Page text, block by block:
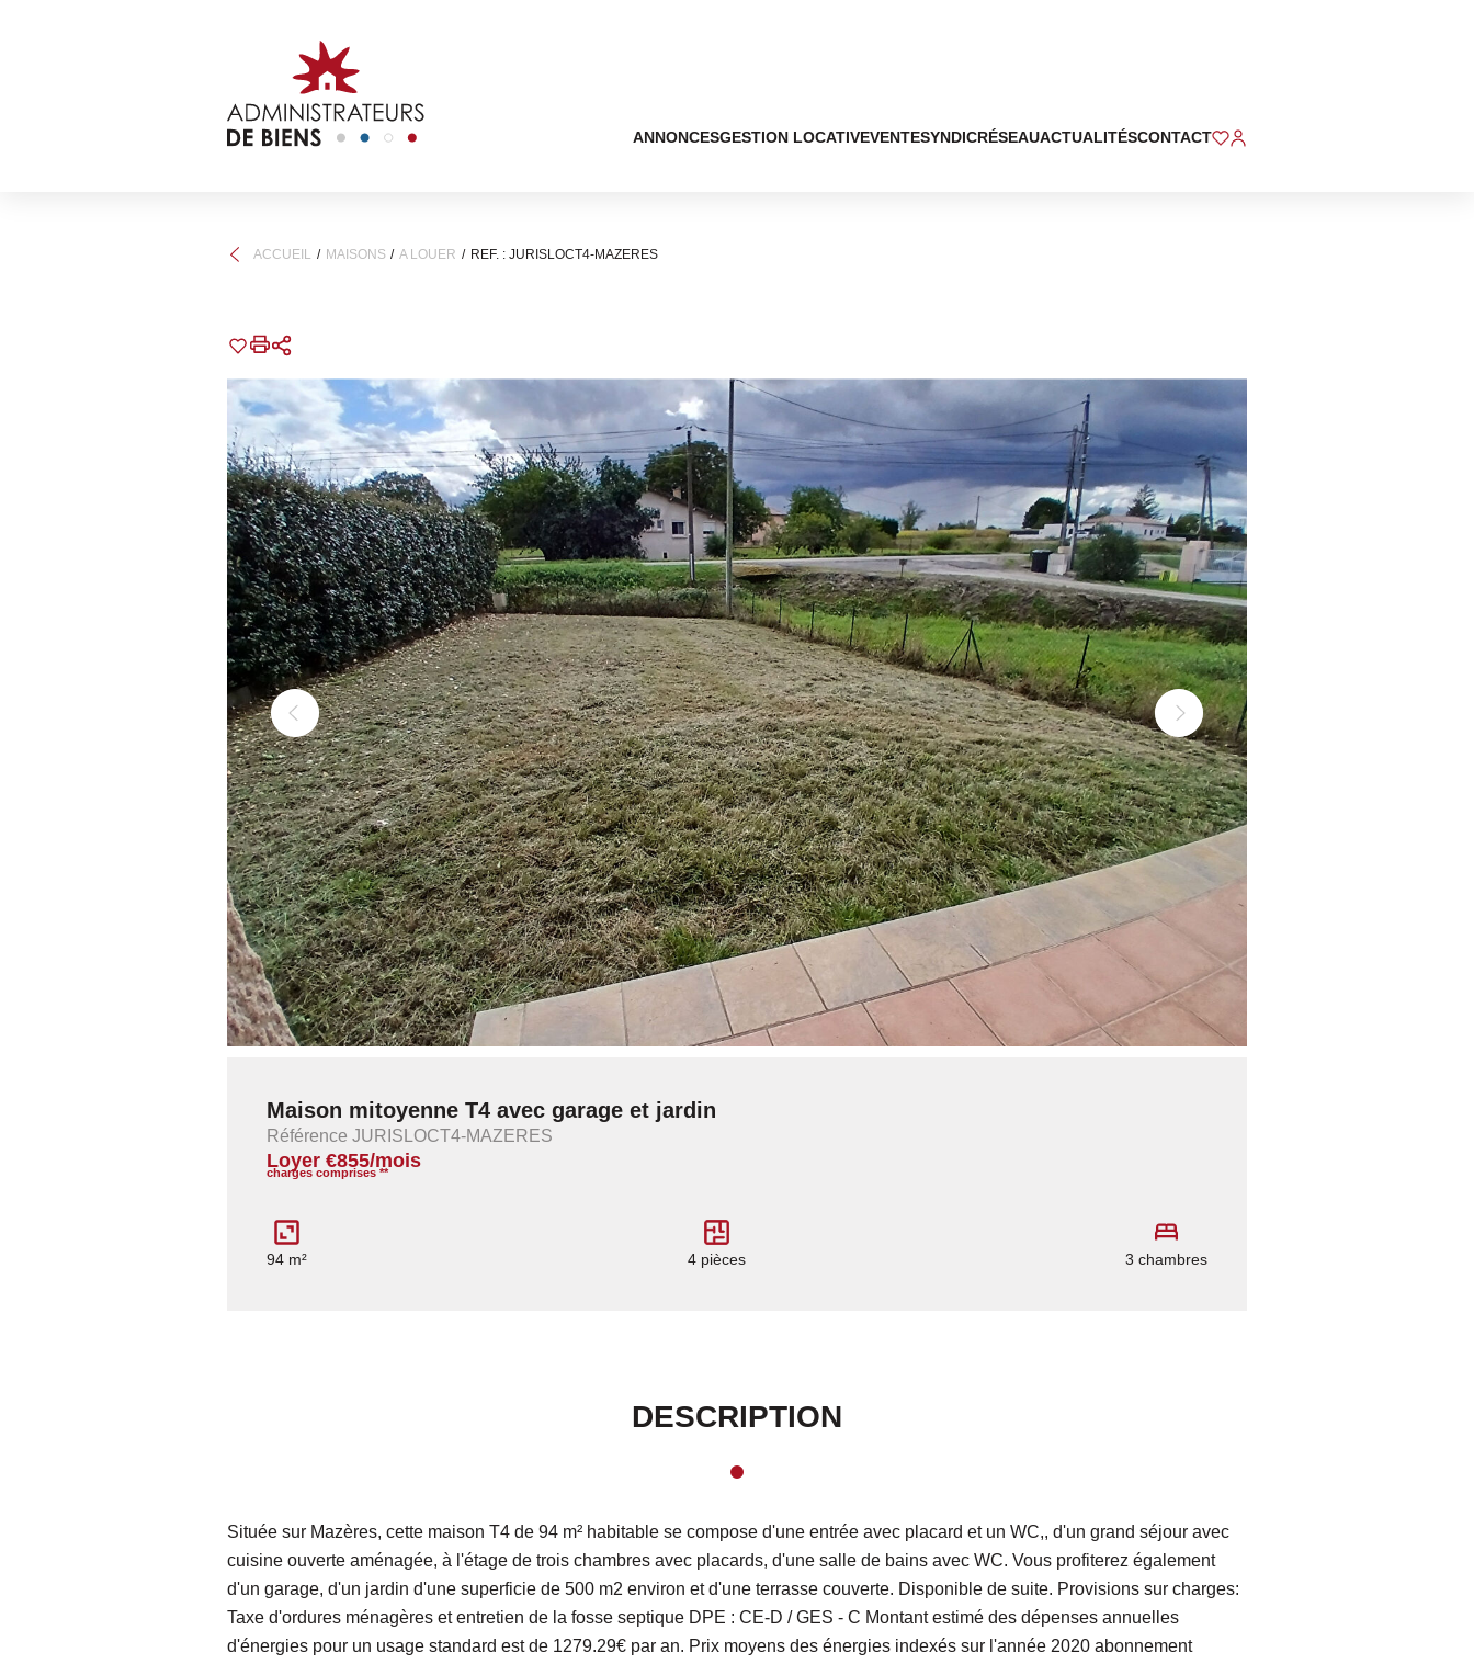
ANNONCESGESTION LOCATIVEVENTESYNDICRÉSEAUACTUALITÉSCONTACT
ACCUEIL MAISONS A LOUER REF. : JURISLOCT4-MAZERES
Maison mitoyenne T4 avec garage et jardin
Référence JURISLOCT4-MAZERES
Loyer €855/mois
charges comprises **
94 m² 4 pièces 3 chambres
DESCRIPTION
Située sur Mazères, cette maison T4 de 94 m² habitable se compose d'une entrée avec placard et un WC,, d'un grand séjour avec
cuisine ouverte aménagée, à l'étage de trois chambres avec placards, d'une salle de bains avec WC. Vous profiterez également
d'un garage, d'un jardin d'une superficie de 500 m2 environ et d'une terrasse couverte. Disponible de suite. Provisions sur charges:
Taxe d'ordures ménagères et entretien de la fosse septique DPE : CE-D / GES - C Montant estimé des dépenses annuelles
d'énergies pour un usage standard est de 1279.29€ par an. Prix moyens des énergies indexés sur l'année 2020 abonnement